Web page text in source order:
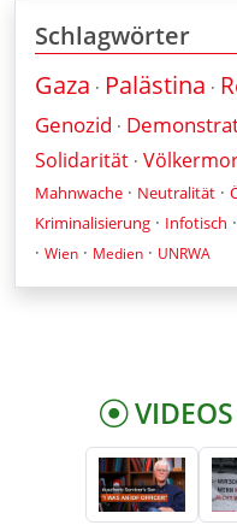
Schlagwörter
Gaza · Palästina ·
Genozid ·
Solidarität ·
Mahnwache · Neutralität ·
Kriminalisierung · Infotisch ·
· Wien · Medien · UNRWA
VIDEOS